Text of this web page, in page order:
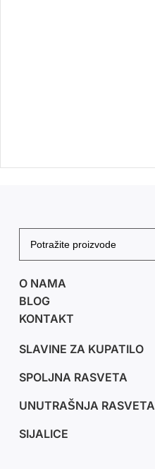
O NAMA
BLOG
KONTAKT
SLAVINE ZA KUPATILO
SPOLJNA RASVETA
UNUTRAŠNJA RASVETA
SIJALICE